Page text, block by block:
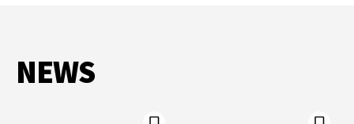
NEWS